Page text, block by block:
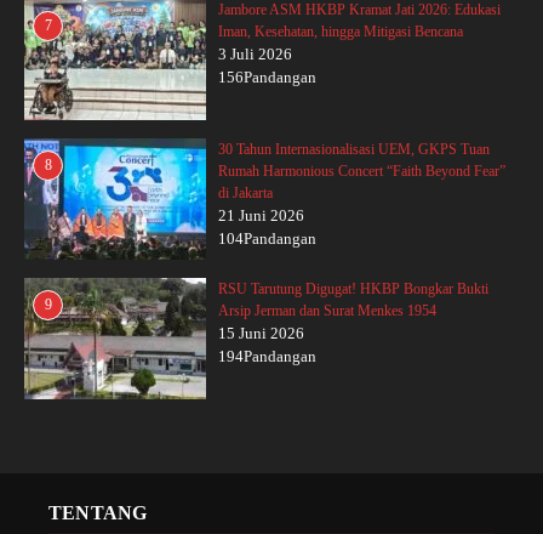
7
Jambore ASM HKBP Kramat Jati 2026: Edukasi
Iman, Kesehatan, hingga Mitigasi Bencana
3 Juli 2026
156Pandangan
8
30 Tahun Internasionalisasi UEM, GKPS Tuan
Rumah Harmonious Concert “Faith Beyond Fear”
di Jakarta
21 Juni 2026
104Pandangan
9
RSU Tarutung Digugat! HKBP Bongkar Bukti
Arsip Jerman dan Surat Menkes 1954
15 Juni 2026
194Pandangan
TENTANG